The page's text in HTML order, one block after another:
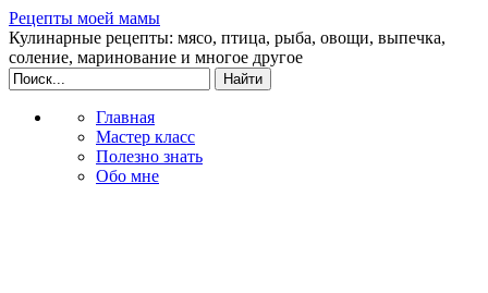
Рецепты моей мамы
Кулинарные рецепты: мясо, птица, рыба, овощи, выпечка,
соление, маринование и многое другое
Главная
Мастер класс
Полезно знать
Обо мне